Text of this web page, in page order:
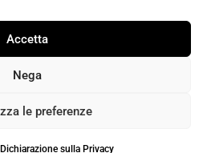
Accetta
Nega
le preferenze
Dichiarazione sulla Privacy